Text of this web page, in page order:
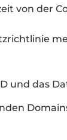
von der
und das